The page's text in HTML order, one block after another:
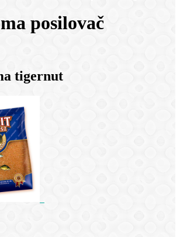
posilovač
tigernut